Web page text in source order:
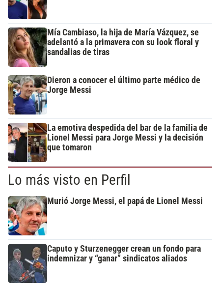
Mía Cambiaso, la hija de María Vázquez, se
adelantó a la primavera con su look floral y
sandalias de tiras
Dieron a conocer el último parte médico de
Jorge Messi
La emotiva despedida del bar de la familia de
Lionel Messi para Jorge Messi y la decisión
que tomaron
Lo más visto en Perfil
Murió Jorge Messi, el papá de Lionel Messi
Caputo y Sturzenegger crean un fondo para
indemnizar y “ganar” sindicatos aliados